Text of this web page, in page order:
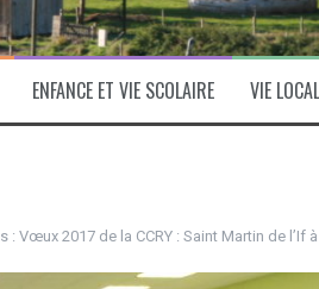
ENFANCE ET VIE SCOLAIRE VIE
: Vœux 2017 de la CCRY : Saint Martin de l’If à